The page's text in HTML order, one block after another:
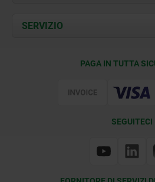
Contatti
Documents
SERVIZIO
PAGA IN TUTTA
SEGUITECI